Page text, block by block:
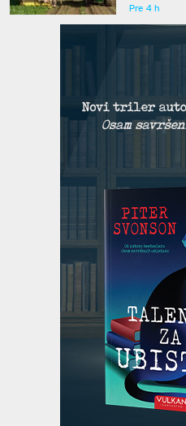
Pre 4 h